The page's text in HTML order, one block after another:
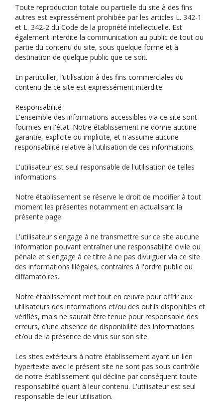
Toute reproduction totale ou partielle du site à des fins
autres est expressément prohibée par les articles L. 342-1
et L. 342-2 du Code de la propriété intellectuelle. Est
également interdite la communication au public de tout ou
partie du contenu du site, sous quelque forme et à
destination de quelque public que ce soit.
En particulier, l’utilisation à des fins commerciales du
contenu de ce site est expressément interdite.
Responsabilité
L'ensemble des informations accessibles via ce site sont
fournies en l'état. Notre établissement ne donne aucune
garantie, explicite ou implicite, et n'assume aucune
responsabilité relative à l'utilisation de ces informations.
L'utilisateur est seul responsable de l'utilisation de telles
informations.
Notre établissement se réserve le droit de modifier à tout
moment les présentes notamment en actualisant la
présente page.
L'utilisateur s'engage à ne transmettre sur ce site aucune
information pouvant entraîner une responsabilité civile ou
pénale et s'engage à ce titre à ne pas divulguer via ce site
des informations illégales, contraires à l'ordre public ou
diffamatoires.
Notre établissement met tout en œuvre pour offrir aux
utilisateurs des informations et/ou des outils disponibles et
vérifiés, mais ne saurait être tenue pour responsable des
erreurs, d’une absence de disponibilité des informations
et/ou de la présence de virus sur son site.
Les sites extérieurs à notre établissement ayant un lien
hypertexte avec le présent site ne sont pas sous contrôle
de notre établissement qui décline par conséquent toute
responsabilité quant à leur contenu. L'utilisateur est seul
responsable de leur utilisation.